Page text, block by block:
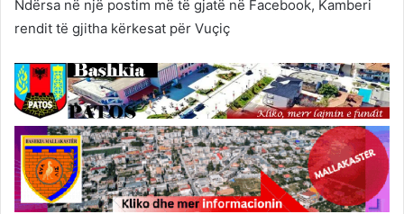
Ndërsa në një postim më të gjatë në Facebook, Kamberi
rendit të gjitha kërkesat për Vuçiç